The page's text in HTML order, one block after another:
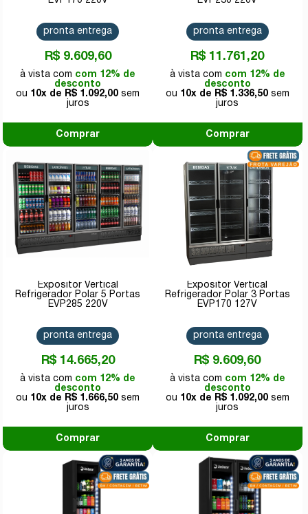
R$ 9.609,60
com 12% de
desconto
10x de
R$ 1.092,00
pronta entrega
Comprar
R$ 11.761,20
com 12% de
desconto
10x de
R$ 1.336,50
pronta entrega
Comprar
Expositor Vertical
Refrigerador Polar 5 Portas
EVP285 220V
R$ 14.665,20
com 12% de
desconto
10x de
R$ 1.666,50
pronta entrega
Comprar
Expositor Vertical
Refrigerador Polar 3 Portas
EVP170 127V
R$ 9.609,60
com 12% de
desconto
10x de
R$ 1.092,00
pronta entrega
Comprar